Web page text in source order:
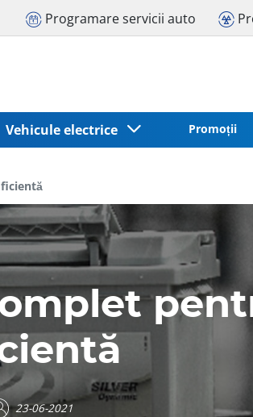
Programare servicii auto
Vehicule electrice Promoții
23-06-2021